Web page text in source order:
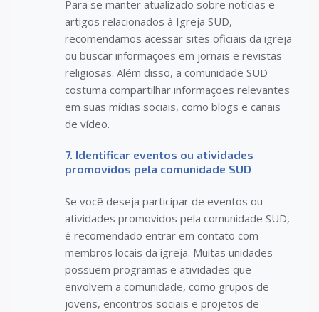
Para se manter atualizado sobre notícias e
artigos relacionados à Igreja SUD,
recomendamos acessar sites oficiais da igreja
ou buscar informações em jornais e revistas
religiosas. Além disso, a comunidade SUD
costuma compartilhar informações relevantes
em suas mídias sociais, como blogs e canais
de vídeo.
7. Identificar eventos ou atividades
promovidos pela comunidade SUD
Se você deseja participar de eventos ou
atividades promovidos pela comunidade SUD,
é recomendado entrar em contato com
membros locais da igreja. Muitas unidades
possuem programas e atividades que
envolvem a comunidade, como grupos de
jovens, encontros sociais e projetos de